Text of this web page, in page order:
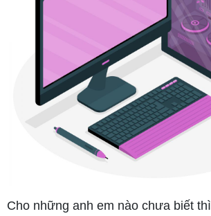
Cho những anh em nào chưa biết thì